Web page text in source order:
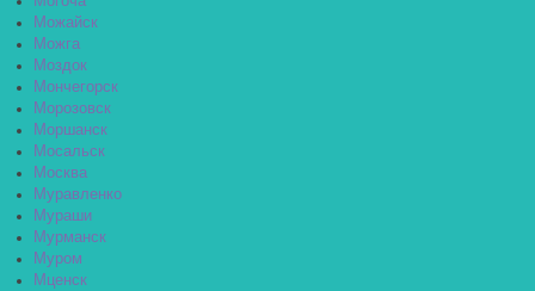
Можайск
Можга
Моздок
Мончегорск
Морозовск
Моршанск
Мосальск
Москва
Муравленко
Мураши
Мурманск
Муром
Мценск